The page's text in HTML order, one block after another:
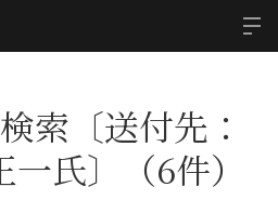
索〔送付先：
氏〕（6件）